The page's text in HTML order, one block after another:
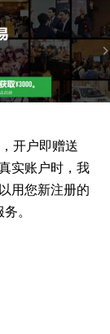
开户即赠送
实账户时，我
用您新注册的
。